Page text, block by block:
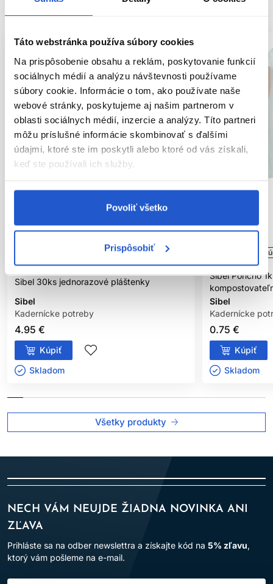
Táto webstránka používa súbory cookies
Na prispôsobenie obsahu a reklám, poskytovanie funkcií
sociálnych médií a analýzu návštevnosti používame
súbory cookie. Informácie o tom, ako používate naše
webové stránky, poskytujeme aj našim partnerom v
oblasti sociálnych médií, inzercie a analýzy. Títo partneri
môžu príslušné informácie skombinovať s ďalšími
údajmi, ktoré ste im poskytli alebo ktoré od vás získali,
keď ste používali ich služby.
Povoliť všetko
Prispôsobiť
Sibel 30ks jednorazové pláštenky
Sibel
Kadernícke potreby
4.95 €
Kúpiť
Skladom ㅤ
Oficiálna
Sibel Poncho
Sibel
Kadernícke
0.75 €
Kúpiť
Skladom ㅤ
Všetky produkty
NECH VÁM NEUJDE ŽIADNA NOVINKA ANI
ZĽAVA
Prihláste sa na odber newslettra a získajte kód na 5% zľavu,
ktorý vám pošleme na e-mail.